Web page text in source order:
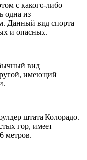
с какого-либо
одна из
Данный вид спорта
и опасных.
вид
имеющий
штата Колорадо.
гор, имеет
метров.